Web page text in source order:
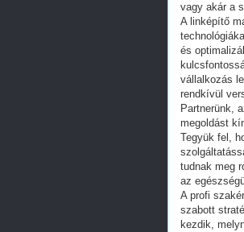
vagy akár a
A linképítő
és
vállalkozás
rendkívül
Partnerünk,
megoldást
Tegyük fel,
tudnak meg
az
A profi
szabott
kezdik,